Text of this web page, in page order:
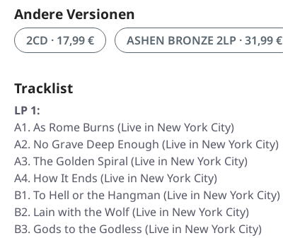
Andere Versionen
2CD · 17,99 € ASHEN BRONZE 2LP · 31,99 €
Tracklist
LP 1:
A1. As Rome Burns (Live in New York City)
A2. No Grave Deep Enough (Live in New York City)
A3. The Golden Spiral (Live in New York City)
A4. How It Ends (Live in New York City)
B1. To Hell or the Hangman (Live in New York City)
B2. Lain with the Wolf (Live in New York City)
B3. Gods to the Godless (Live in New York City)